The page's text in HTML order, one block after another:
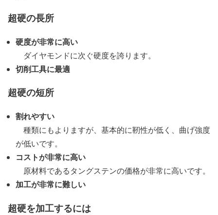
超硬の長所
硬度が非常に高い
ダイヤモンドに次ぐ硬度を誇ります。
切削工具に最適
超硬の短所
割れやすい
種類にもよりますが、基本的に靭性が低く、曲げ強度
が低いです。
コストが非常に高い
原材料であるタングステンの価格が非常に高いです。
加工が非常に難しい
超硬を加工するには